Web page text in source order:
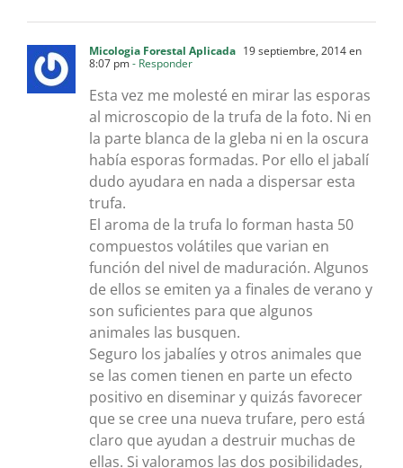
Micologia Forestal Aplicada 19 septiembre, 2014 en
8:07 pm- Responder
Esta vez me molesté en mirar las esporas
al microscopio de la trufa de la foto. Ni en
la parte blanca de la gleba ni en la oscura
había esporas formadas. Por ello el jabalí
dudo ayudara en nada a dispersar esta
trufa.
El aroma de la trufa lo forman hasta 50
compuestos volátiles que varian en
función del nivel de maduración. Algunos
de ellos se emiten ya a finales de verano y
son suficientes para que algunos
animales las busquen.
Seguro los jabalíes y otros animales que
se las comen tienen en parte un efecto
positivo en diseminar y quizás favorecer
que se cree una nueva trufare, pero está
claro que ayudan a destruir muchas de
ellas. Si valoramos las dos posibilidades,